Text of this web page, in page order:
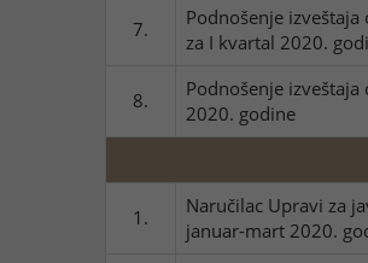
7.
Podnošenje
za I kvartal 2020.
8.
Podnošenje
2020. godine
1.
Naručilac Upravi za
januar-mart 2020.